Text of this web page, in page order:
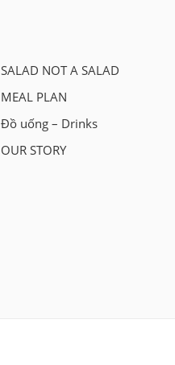
SALAD NOT A SALAD
MEAL PLAN
Đồ uống – Drinks
OUR STORY